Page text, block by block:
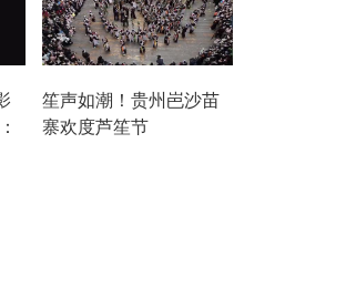
笙声如潮！贵州岜沙苗
寨欢度芦笙节